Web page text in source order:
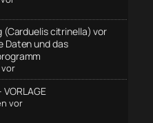
(Carduelis citrinella) vor
Daten und das
vor
vor